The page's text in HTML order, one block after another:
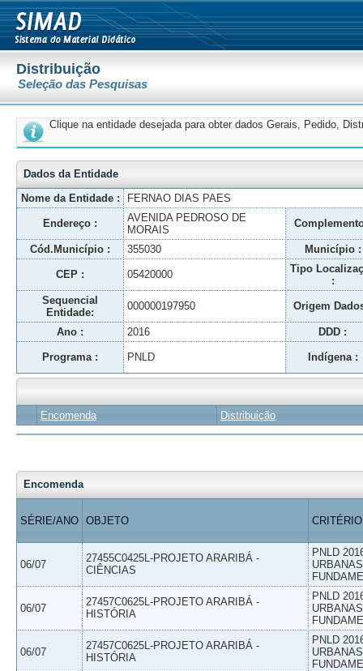
Distribuição
Seleção das Pesquisas
Clique na entidade desejada para obter dados Gerais, Pedido,
Dados da Entidade
Nome da Entidade :
FERNAO DIAS PAES
Endereço :
AVENIDA PEDROSO DE
MORAIS
Cód.Município : 355030 Município :
CEP : 05420000
Tipo
:
Sequencial
Entidade:
000000197950 Origem
Ano : 2016 DDD :
Programa : PNLD Indígena :
Encomenda Distribuição
Encomenda
SÉRIE/ANO OBJETO CRITÉRIO
06/07
27455C0425L-PROJETO ARARIBÁ -
CIÊNCIAS
PNLD
06/07
27457C0625L-PROJETO ARARIBÁ -
HISTÓRIA
PNLD
06/07
27457C0625L-PROJETO ARARIBÁ -
HISTÓRIA
PNLD